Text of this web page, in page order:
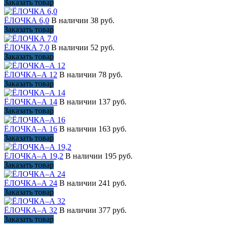
Заказать товар
ЁЛОЧКА 6,0 В наличии 38 руб.
Заказать товар
ЁЛОЧКА 7,0 В наличии 52 руб.
Заказать товар
ЁЛОЧКА–А 12 В наличии 78 руб.
Заказать товар
ЁЛОЧКА–А 14 В наличии 137 руб.
Заказать товар
ЁЛОЧКА–А 16 В наличии 163 руб.
Заказать товар
ЁЛОЧКА–А 19,2 В наличии 195 руб.
Заказать товар
ЁЛОЧКА–А 24 В наличии 241 руб.
Заказать товар
ЁЛОЧКА–А 32 В наличии 377 руб.
Заказать товар